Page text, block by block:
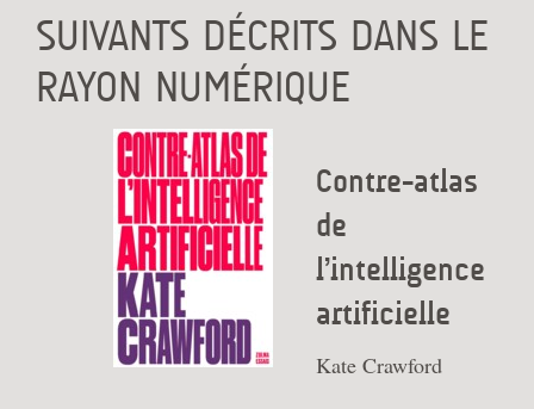
SUIVANTS DÉCRITS DANS LE
RAYON NUMÉRIQUE
Contre-atlas
de
l’intelligence
artificielle
Kate Crawford